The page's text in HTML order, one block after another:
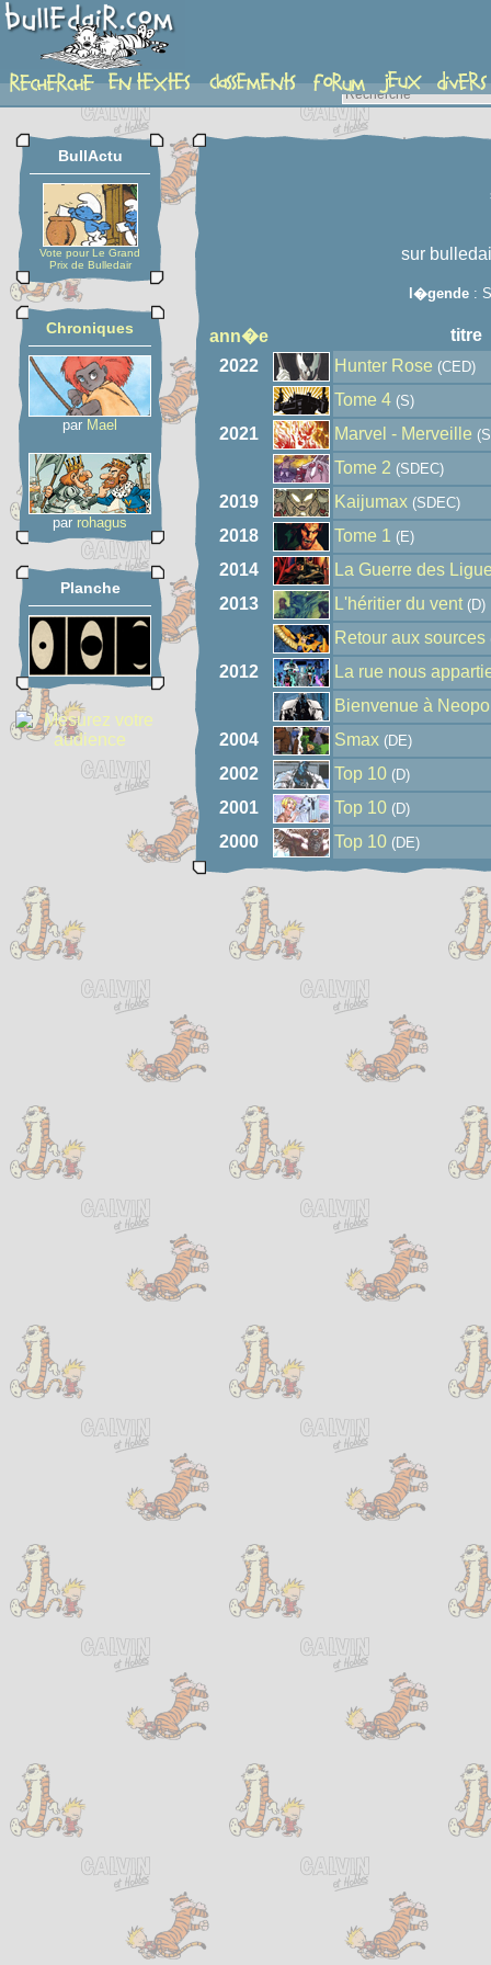
auteur
BullActu
Vote pour Le Grand
Prix de Bulledair
Chroniques
par Mael
par rohagus
Planche
sur
l�gende:
ann�e
titre
2022
Hunter Rose (CED)
Tome 4 (S)
2021 Marvel - Merveille
Tome 2 (SDEC)
2019 Kaijumax (SDEC)
2018 Tome 1 (E)
2014
La Guerre des
2013
L'héritier du vent(D)
Retour aux sources
2012
La rue nous
Bienvenue à
2004
Smax (DE)
2002 Top 10 (D)
2001 Top 10 (D)
2000 Top 10 (DE)